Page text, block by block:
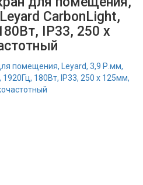
CarbonLight,
IP33, 250 x